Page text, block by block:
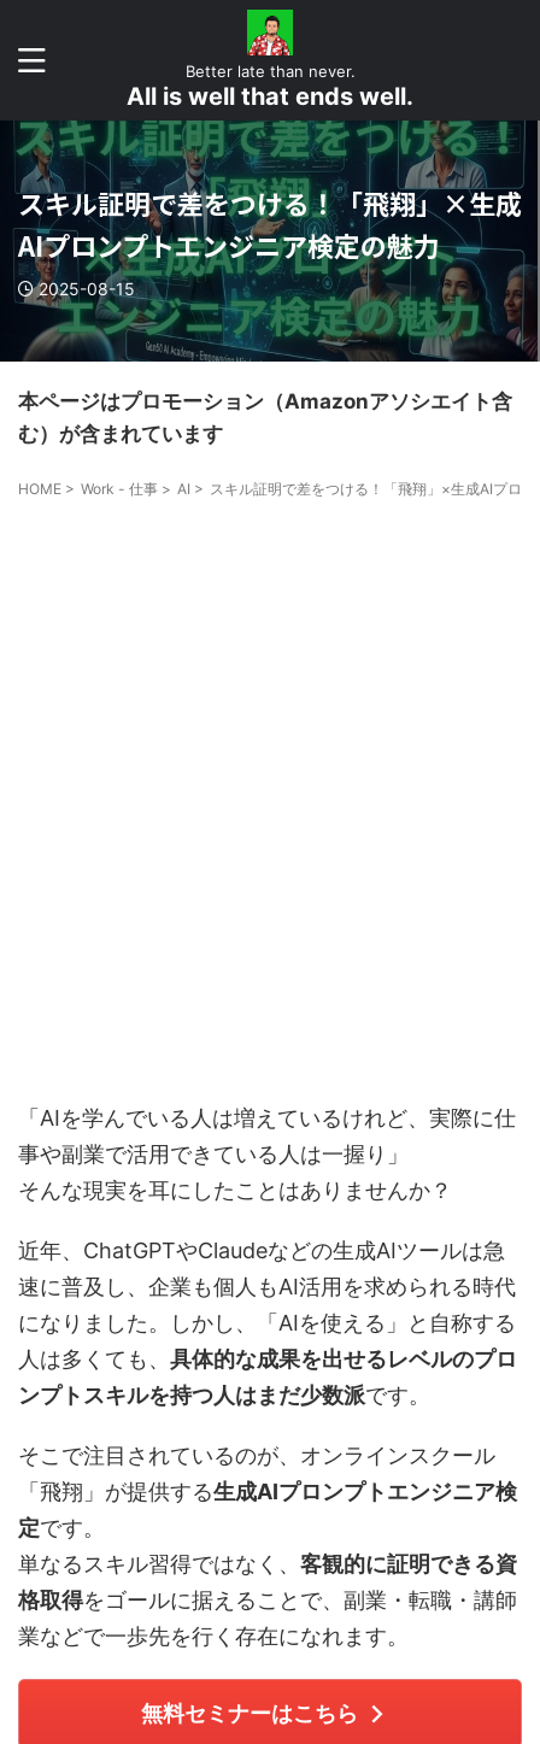
Better late than never.
All is well that ends well.
スキル証明で差をつける！「飛翔」×生成
AIプロンプトエンジニア検定の魅力
2025-08-15
本ページはプロモーション（Amazonアソシエイト含
む）が含まれています
HOME > Work - 仕事 > AI > スキル証明で差をつける！「飛翔」×生成AIプロ
「AIを学んでいる人は増えているけれど、実際に仕
事や副業で活用できている人は一握り」
そんな現実を耳にしたことはありませんか？
近年、ChatGPTやClaudeなどの生成AIツールは急
速に普及し、企業も個人もAI活用を求められる時代
になりました。しかし、「AIを使える」と自称する
人は多くても、 具体的な成果を出せるレベルのプロ
ンプトスキルを持つ人はまだ少数派です。
そこで注目されているのが、オンラインスクール
「飛翔」が提供する生成AIプロンプトエンジニア検
定です。
単なるスキル習得ではなく、 客観的に証明できる資
格取得をゴールに据えることで、副業・転職・講師
業などで一歩先を行く存在になれます。
無料セミナーはこちら